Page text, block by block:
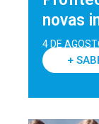
novas
4 DE
+